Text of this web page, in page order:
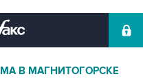
В МАГНИТОГОРСКЕ